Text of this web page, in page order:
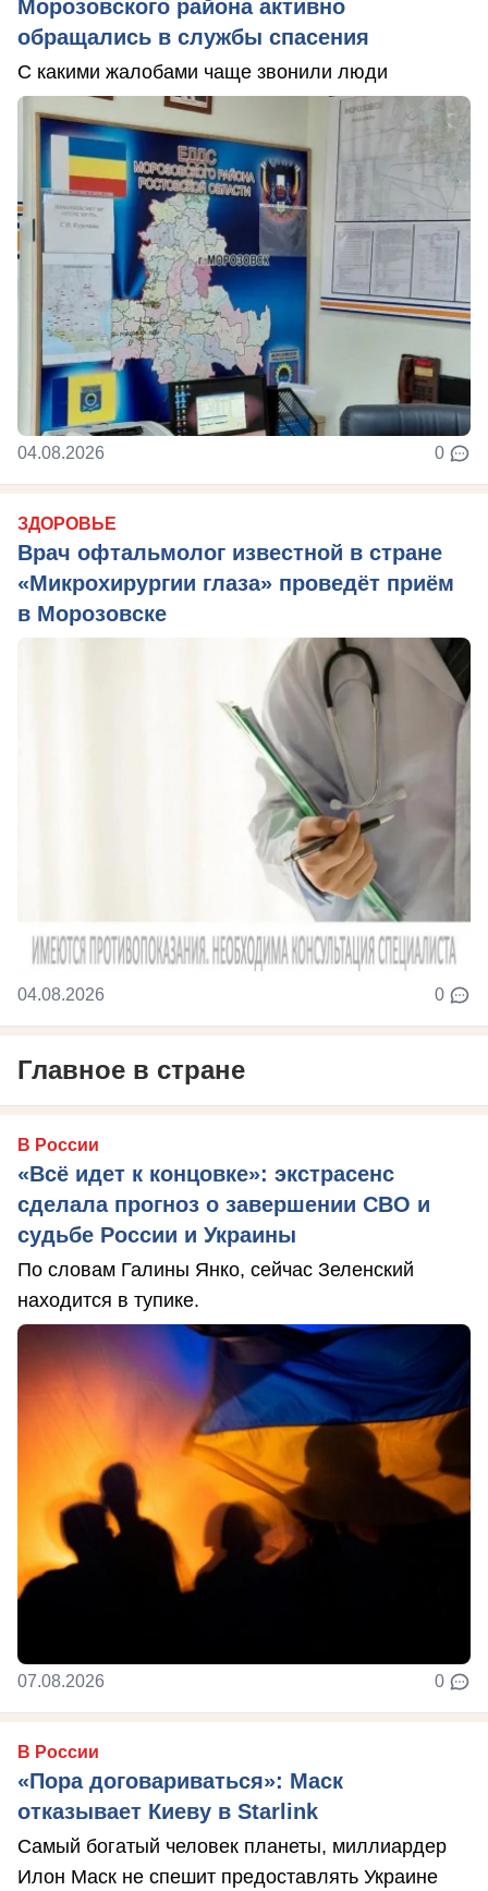
Морозовского района активно
обращались в службы спасения
С какими жалобами чаще звонили люди
04.08.2026 0
ЗДОРОВЬЕ
Врач офтальмолог известной в стране
«Микрохирургии глаза» проведёт приём
в Морозовске
04.08.2026 0
Главное в стране
В России
«Всё идет к концовке»: экстрасенс
сделала прогноз о завершении СВО и
судьбе России и Украины
По словам Галины Янко, сейчас Зеленский
находится в тупике.
07.08.2026 0
В России
«Пора договариваться»: Маск
отказывает Киеву в Starlink
Самый богатый человек планеты, миллиардер
Илон Маск не спешит предоставлять Украине